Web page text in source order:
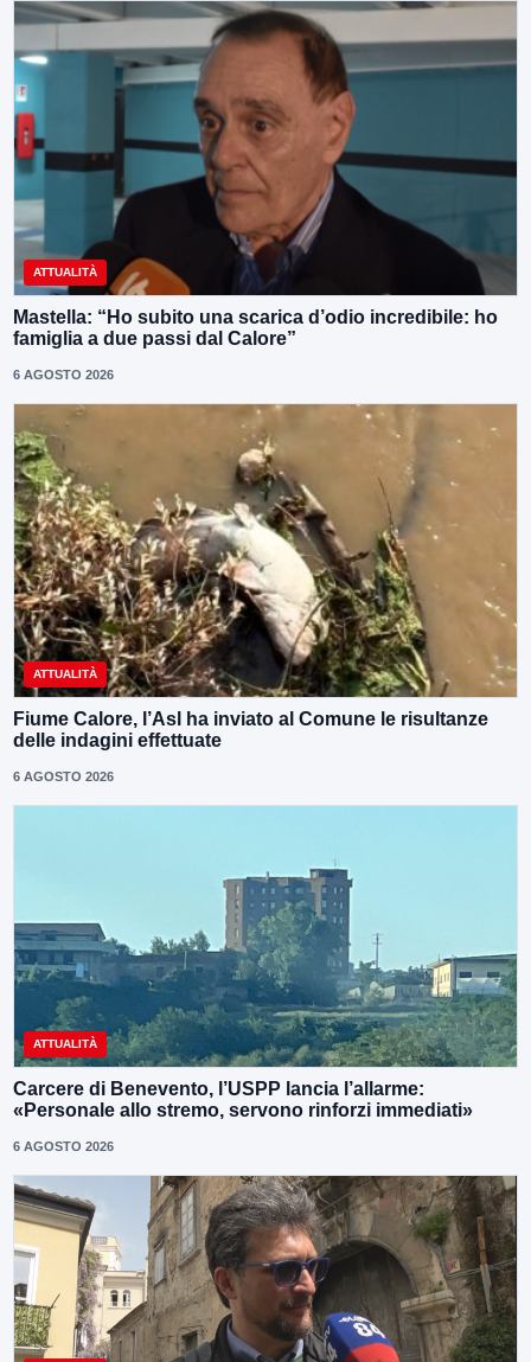
ATTUALITÀ
Mastella: “Ho subito una scarica d’odio incredibile: ho
famiglia a due passi dal Calore”
6 AGOSTO 2026
ATTUALITÀ
Fiume Calore, l’Asl ha inviato al Comune le risultanze
delle indagini effettuate
6 AGOSTO 2026
ATTUALITÀ
Carcere di Benevento, l’USPP lancia l’allarme:
«Personale allo stremo, servono rinforzi immediati»
6 AGOSTO 2026